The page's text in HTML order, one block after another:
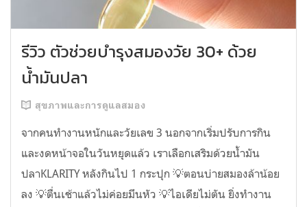
รีวิว ตัวช่วยบำรุงสมองวัย 30+ ด้วย
น้ำมันปลา
สุขภาพและการดูแลสมอง
จากคนทำงานหนักและวัยเลข 3 นอกจากเริ่มปรับการกิน
และงดหน้าจอในวันหยุดแล้ว เราเลือกเสริมด้วยน้ำมัน
ปลาKLARITY หลังกินไป 1 กระปุก 💡ตอนบ่ายสมองล้าน้อย
ลง 💡ตื่นเช้าแล้วไม่ค่อยมึนหัว 💡ไอเดียไม่ตัน ยิ่งทำงาน